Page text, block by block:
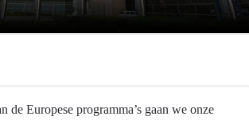
de Europese programma’s gaan we onze